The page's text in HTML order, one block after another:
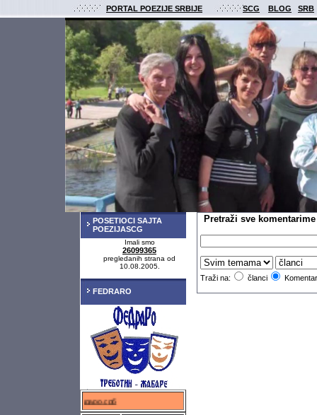
PORTAL POEZIJE SRBIJE SCG BLOG SRB
POSETIOCI SAJTA
POEZIJASCG
Imali smo
26099365
pregledanih strana od
10.08.2005.
FEDRARO
федраро.срб
Pretraži sve
Traži na: članci